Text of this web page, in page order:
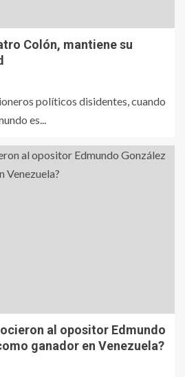
Colón, mantiene su
políticos disidentes, cuando
es...
al opositor Edmundo
ganador en Venezuela?